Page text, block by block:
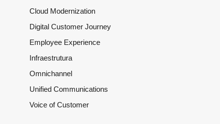
Cloud Modernization
Digital Customer Journey
Employee Experience
Infraestrutura
Omnichannel
Unified Communications
Voice of Customer